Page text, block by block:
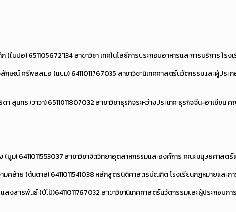
ใบปอ) 6511056721134 สาขาวิชา เทคโนโลยีการประกอบอาหารและการบริการ โรง
ลักษณ์ ศรีพลสมอ (แบม) 6411011767035 สาขาวิชานิเทศศาสตร์นวัตกรรมและผู้ประ
า สุนทร (วาวา) 6511011807032 สาขาวิชาธุรกิจระหว่างประเทศ ธุรกิจจีน-อาเซียน
ง (บูม) 6411011553037 สาขาวิชาจิตวิทยาอุตสาหกรรมและองค์การ คณะมนุษยศาสต
มคล้าย (ต้นตาล) 6411011541038 หลักสูตรนิติศาสตรบัณฑิต โรงเรียนกฎหมายและกา
สงสารพันธ์ (ปีโป้)6411011767032 สาขาวิชานิเทศศาสตร์นวัตกรรมและผู้ประกอบก